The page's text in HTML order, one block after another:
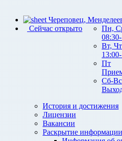
Череповец,
Сейчас открыто
Пн,
Вт, Чт
Пт
Сб-Вс
История и достижения
Лицензии
Вакансии
Раскрытие информации